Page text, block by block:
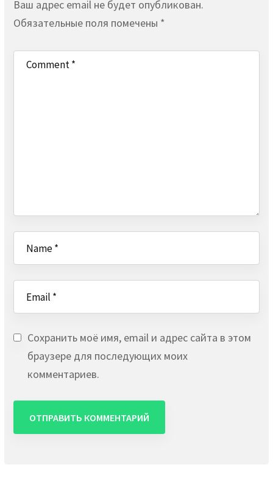
Ваш адрес email не будет опубликован.
Обязательные поля помечены *
Сохранить моё имя, email и адрес сайта в этом
браузере для последующих моих
комментариев.